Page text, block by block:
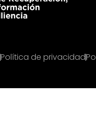
Política de privacidad